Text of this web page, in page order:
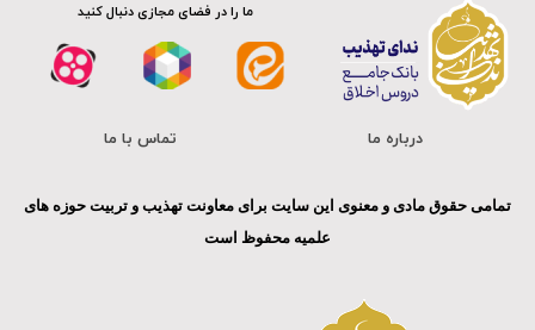
ما را در فضای مجازی دنبال کنید
درباره ما تماس با ما
تمامی حقوق مادی و معنوی این سایت برای معاونت تهذیب و تربیت حوزه های
علمیه محفوظ است